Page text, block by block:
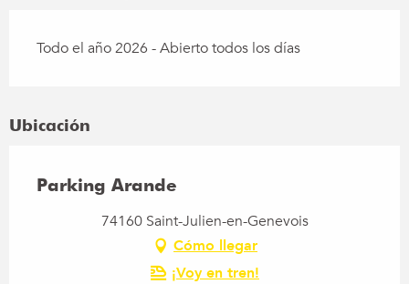
Todo el año 2026 - Abierto todos los días
Ubicación
Parking Arande
74160 Saint-Julien-en-Genevois
Cómo llegar
¡Voy en tren!